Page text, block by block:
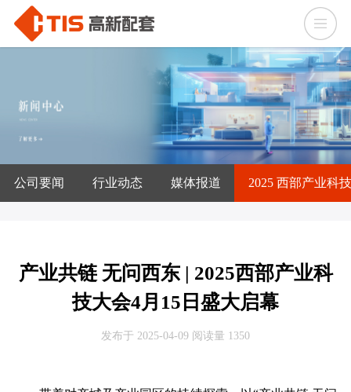
公司要闻 行业动态 媒体报道 2025 西部产业科
产业共链 无问西东 | 2025西部产业科
技大会4月15日盛大启幕
发布于 2025-04-09 阅读量 1350